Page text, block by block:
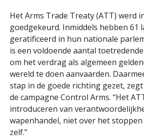
Het Arms Trade Treaty (ATT) werd
goedgekeurd. Inmiddels hebben 61
geratificeerd in hun nationale
is een voldoende aantal
om het verdrag als algemeen
wereld te doen aanvaarden.
stap in de goede richting gezet,
de campagne Control Arms. “Het
introduceren van
wapenhandel, niet over het stoppen
zelf.”